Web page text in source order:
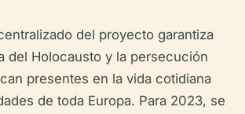
del proyecto garantiza
del Holocausto y la persecución
presentes en la vida cotidiana
de toda Europa. Para 2023, se